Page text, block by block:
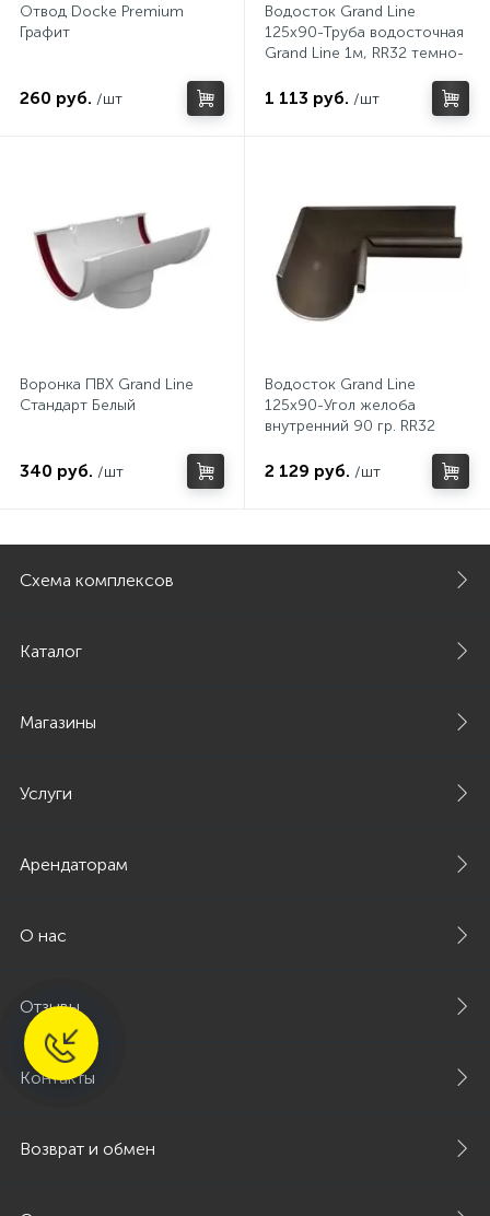
Отвод Docke Premium
Графит
260 руб. /шт
Водосток Grand Line
125х90-Труба водосточная
Grand Line 1м, RR32 темно-
1 113 руб. /шт
Воронка ПВХ Grand Line
Стандарт Белый
340 руб. /шт
Водосток Grand Line
125х90-Угол желоба
внутренний 90 гр. RR32
2 129 руб. /шт
Схема комплексов
Каталог
Магазины
Услуги
Арендаторам
О нас
Отзывы
Контакты
Возврат и обмен